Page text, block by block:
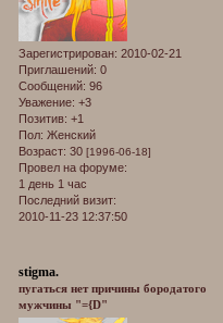
Зарегистрирован: 2010-02-21
Приглашений: 0
Сообщений: 96
Уважение: +3
Позитив: +1
Пол: Женский
Возраст: 30 [1996-06-18]
Провел на форуме:
1 день 1 час
Последний визит:
2010-11-23 12:37:50
stigma.
пугаться нет причины бородатого
мужчины "={D"